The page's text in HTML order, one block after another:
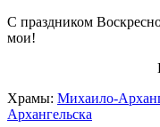
С праздником
мои!
Храмы: Михаило-
Архангельска